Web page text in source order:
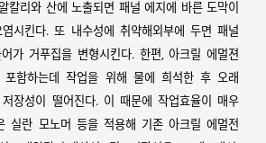
칼리와 산에 노출되면 패널 에지에 바른 도막이
염시킨다.또 내수성에 취약해외부에 두면 패널
가 거푸집을 변형시킨다. 한편, 아크릴 에멀젼
포함하는데 작업을 위해 물에 희석한 후 오래
장성이 떨어진다. 이 때문에 작업효율이 매우
실란 모노머 등을 적용해 기존 아크릴 에멀전